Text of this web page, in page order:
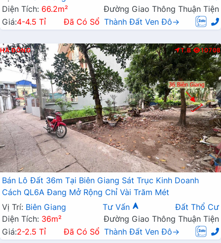
Diện Tích: 66.2m²
Đường Giao Thông Thuận Tiện
Giá:4-4.5 Tỉ Đã Có Sổ Thành Đất Ven Đô→
HÀ ĐÔNG T.B 10708
Bán Lô Đất 36m Tại Biên Giang Sát Trục Kinh Doanh
Cách QL6A Đang Mở Rộng Chỉ Vài Trăm Mét
Vị Trí: Biên Giang Tư Vấn
Đất Thổ Cư
Diện Tích: 36m²
Đường Giao Thông Thuận Tiện
Giá:2-2.5 Tỉ Đã Có Sổ Thành Đất Ven Đô→